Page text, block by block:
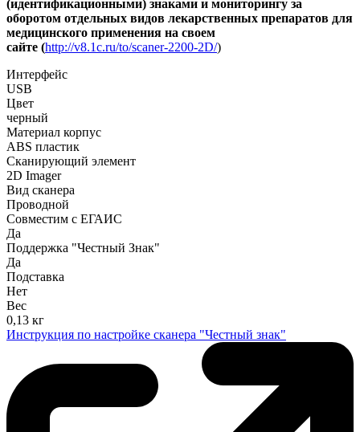
(идентификационными) знаками и мониторингу за
оборотом отдельных видов лекарственных препаратов для
медицинского применения на своем
сайте (http://v8.1c.ru/to/scaner-2200-2D/)
Интерфейс
USB
Цвет
черный
Материал корпус
ABS пластик
Сканирующий элемент
2D Imager
Вид сканера
Проводной
Совместим с ЕГАИС
Да
Поддержка "Честный Знак"
Да
Подставка
Нет
Вес
0,13 кг
Инструкция по настройке сканера "Честный знак"